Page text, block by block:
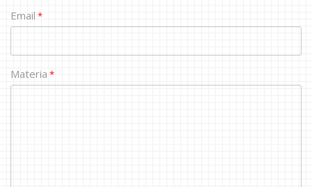
Email *
Materia *